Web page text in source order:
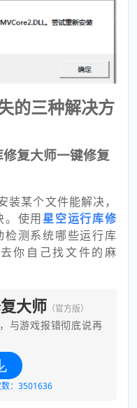
的三种解决方
复大师一键修复
某个文件能解决，
。使用星空运行库修
测系统哪些运行库
你自己找文件的麻
大师 （官方版）
与游戏报错彻底说再
：3501636